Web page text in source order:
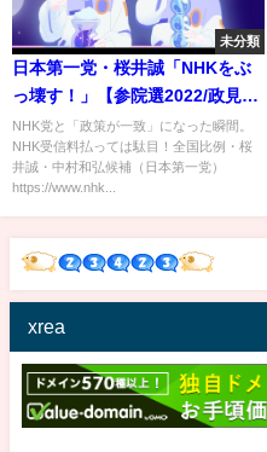
未分類
日本第一党・桜井誠「NHKをぶ
っ壊す！」【参院選2022/政見放
送・放送事故】
NHK党と「政策が一致」になった瞬間。
NHK受信料払っては駄目！全国比例・桜
井誠・中村和弘候補（日本第一党）
https://www.nhk...
xrea